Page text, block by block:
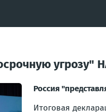
угрозу"
Россия
Итоговая